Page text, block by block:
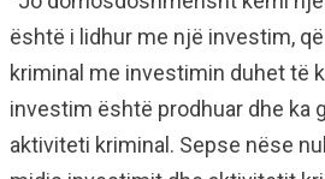
është i lidhur me një investim,
kriminal me investimin duhet të
investim është prodhuar dhe ka
aktiviteti kriminal. Sepse nëse